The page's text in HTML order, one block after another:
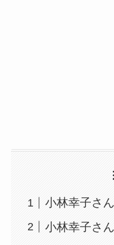
小林幸子さ
小林幸子さ